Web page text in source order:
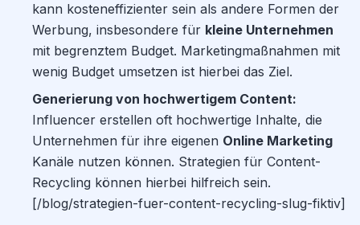
kann kosteneffizienter sein als andere Formen der
Werbung, insbesondere für kleine Unternehmen
mit begrenztem Budget. Marketingmaßnahmen mit
wenig Budget umsetzen ist hierbei das Ziel.
Generierung von hochwertigem Content:
Influencer erstellen oft hochwertige Inhalte, die
Unternehmen für ihre eigenen Online Marketing
Kanäle nutzen können. Strategien für Content-
Recycling können hierbei hilfreich sein.
[/blog/strategien-fuer-content-recycling-slug-fiktiv]